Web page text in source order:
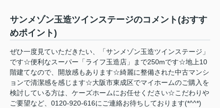
サンメゾン玉造ツインステージのコメント(おすす
めポイント)
ぜひ一度見ていただきたい、「サンメゾン玉造ツインステージ」
です☆便利なスーパー「ライフ玉造店」まで250mです☆地上10
階建てなので、開放感もあります☆綺麗に整備された中古マンシ
ョンで清潔感を感じます☆大阪市東成区でマイホームのご購入を
検討している方は、ケーズホームにお任せください☆こだわりや
ご要望など、0120-920-616にご連絡お待ちしております(*^^*)